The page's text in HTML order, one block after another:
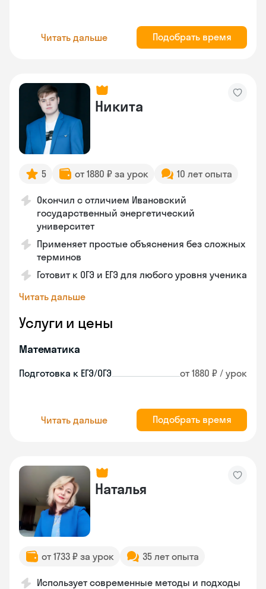
Читать дальше Подобрать время
Никита
5 от 1880 ₽ за урок 10 лет опыта
Окончил с отличием Ивановский
государственный энергетический
университет
Применяет простые объяснения без сложных
терминов
Готовит к ОГЭ и ЕГЭ для любого уровня ученика
Читать дальше
Услуги и цены
Математика
Подготовка к ЕГЭ/ОГЭ от 1880 ₽ / урок
Читать дальше Подобрать время
Наталья
от 1733 ₽ за урок 35 лет опыта
Использует современные методы и подходы